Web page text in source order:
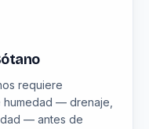
requiere
— drenaje,
— antes de